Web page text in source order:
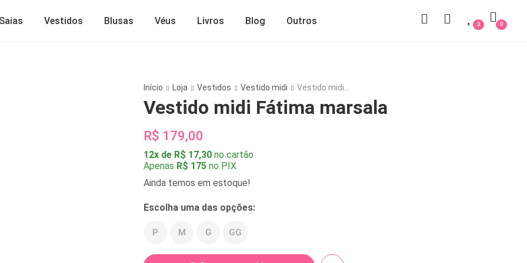
Vestidos Blusas Véus Livros Blog Outros 0
0
Início Loja Vestidos Vestido midi Vestido midi…
Vestido midi Fátima marsala
R$ 179,00
12x de R$ 17,30 no cartão
Apenas R$ 175 no PIX
Ainda temos em estoque!
Escolha uma das opções:
P M G GG